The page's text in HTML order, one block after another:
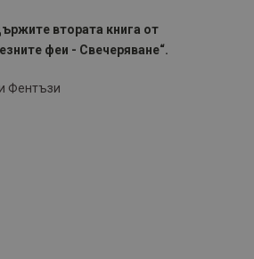
втората книга от
феи - Свечеряване“.
Фентъзи